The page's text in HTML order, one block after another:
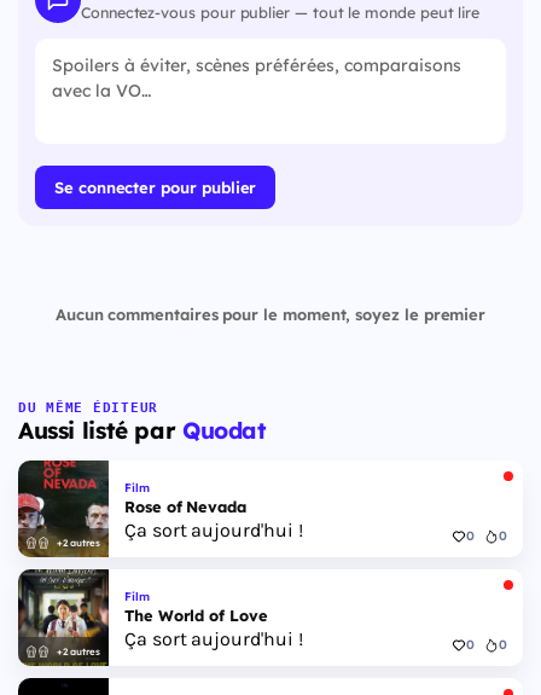
Connectez-vous pour publier — tout le monde peut lire
Se connecter pour publier
Aucun commentaires pour le moment, soyez le premier
DU MÊME ÉDITEUR
Aussi listé par Quodat
+2 autres
Film
Rose of Nevada
Ça sort aujourd'hui ! 0 0
+2 autres
Film
The World of Love
Ça sort aujourd'hui ! 0 0